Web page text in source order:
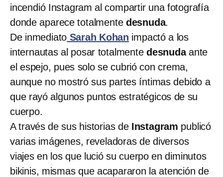
incendió Instagram al compartir una fotografía
donde aparece totalmente desnuda.
De inmediato Sarah Kohan impactó a los
internautas al posar totalmentedesnudaante
el espejo, pues solo se cubrió con crema,
aunque no mostró sus partes íntimas debido a
que rayó algunos puntos estratégicos de su
cuerpo.
A través de sus historias de Instagram publicó
varias imágenes, reveladoras de diversos
viajes en los que lució su cuerpo en diminutos
bikinis, mismas que acapararon la atención de